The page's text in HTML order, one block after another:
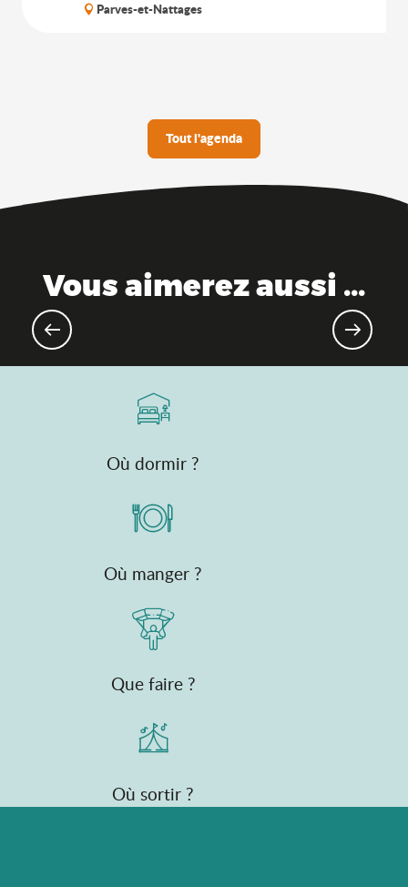
Parves-et-Nattages
Tout l'agenda
Vous aimerez aussi ...
Evénements gourmands & marchés
Où dormir ?
Où manger ?
Que faire ?
Où sortir ?